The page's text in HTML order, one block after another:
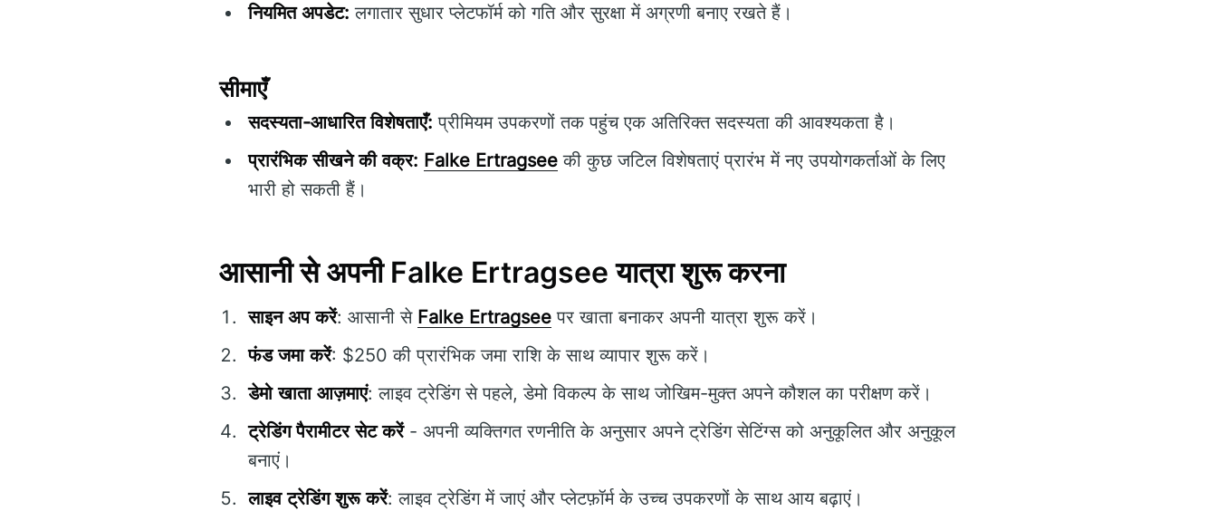
नियमित अपडेट: लगातार सुधार प्लेटफॉर्म को गति और सुरक्षा में अग्रणी बनाए रखते हैं।
सीमाएँ
सदस्यता-आधारित विशेषताएँ: प्रीमियम उपकरणों तक पहुंच एक अतिरिक्त सदस्यता की आवश्यकता है।
प्रारंभिक सीखने की वक्र: Falke Ertragsee की कुछ जटिल विशेषताएं प्रारंभ में नए उपयोगकर्ताओं के लिए
भारी हो सकती हैं।
आसानी से अपनी Falke Ertragsee यात्रा शुरू करना
साइन अप करें: आसानी से Falke Ertragsee पर खाता बनाकर अपनी यात्रा शुरू करें।
फंड जमा करें: $250 की प्रारंभिक जमा राशि के साथ व्यापार शुरू करें।
डेमो खाता आज़माएं: लाइव ट्रेडिंग से पहले, डेमो विकल्प के साथ जोखिम-मुक्त अपने कौशल का परीक्षण करें।
ट्रेडिंग पैरामीटर सेट करें- अपनी व्यक्तिगत रणनीति के अनुसार अपने ट्रेडिंग सेटिंग्स को अनुकूलित और अनुकूल
बनाएं।
लाइव ट्रेडिंग शुरू करें: लाइव ट्रेडिंग में जाएं और प्लेटफ़ॉर्म के उच्च उपकरणों के साथ आय बढ़ाएं।